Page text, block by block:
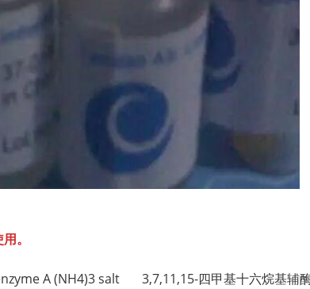
。
A (NH4)3 salt 3,7,11,15-四甲基十六烷基